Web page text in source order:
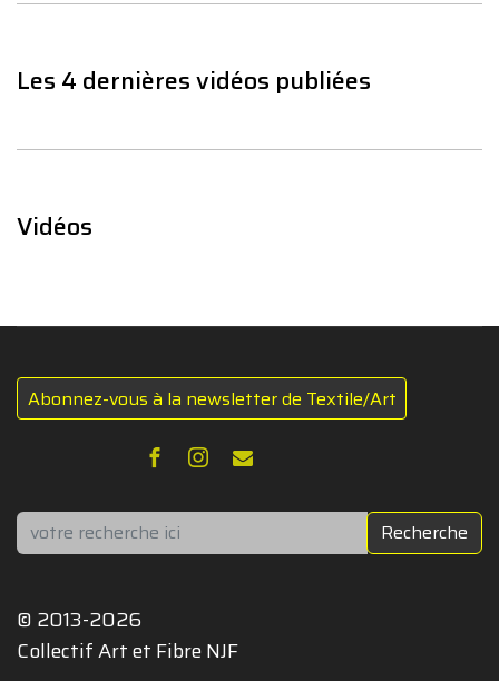
Les 4 dernières vidéos publiées
Vidéos
Abonnez-vous à la newsletter de Textile/Art
Rechercher Recherche
© 2013-2026
Collectif Art et Fibre NJF